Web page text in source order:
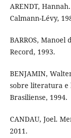
ARENDT,
Calmann-Lévy,
BARROS, Manoel
Record, 1993.
BENJAMIN,
sobre literatura e
Brasiliense, 1994.
CANDAU, Joel.
2011.